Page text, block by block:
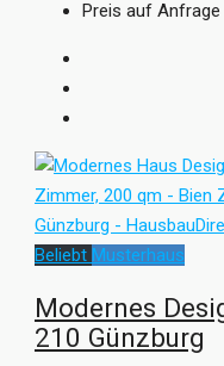
Du willst dich
livinghaus.de
Preis auf Anfrage
Beliebt Musterhaus
Modernes
210 Günzburg